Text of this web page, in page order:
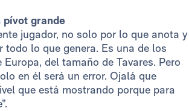
pívot grande
jugador, no solo por lo que anota y
todo lo que genera. Es una de los
Europa, del tamaño de Tavares. Pero
en él será un error. Ojalá que
que está mostrando porque para